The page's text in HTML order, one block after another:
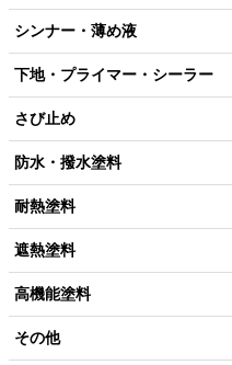
シンナー・薄め液
下地・プライマー・シーラー
さび止め
防水・撥水塗料
耐熱塗料
遮熱塗料
高機能塗料
その他